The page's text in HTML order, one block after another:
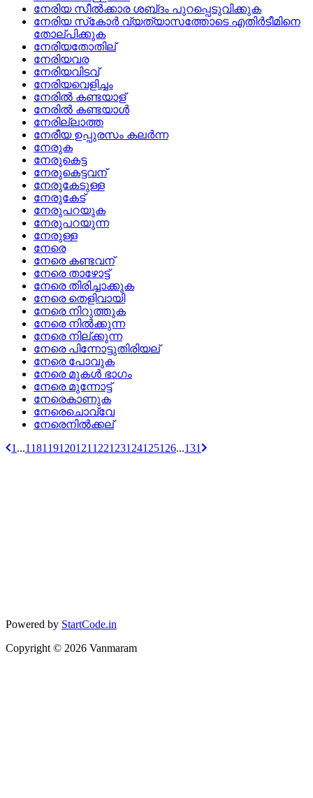
നേരിയ സീല്‍ക്കാര ശബ്‌ദം പുറപ്പെടുവിക്കുക
നേരിയ സ്‌കോര്‍ വ്യത്യാസത്തോടെ എതിര്‍ടീമിനെ
തോല്‌പിക്കുക
നേരിയതോതില്
നേരിയവര
നേരിയവിടവ്
നേരിയവെളിച്ചം
നേരില്‍ കണ്ടയാള്
നേരില്‍ കണ്ടയാള്‍
നേരില്ലാത്ത
നേരീയ ഉപ്പുരസം കലര്‍ന്ന
നേരുക
നേരുകെട്ട
നേരുകെട്ടവന്
നേരുകേടുള്ള
നേരുകേട്
നേരുപറയുക
നേരുപറയുന്ന
നേരുള്ള
നേരെ
നേരെ കണ്ടവന്
നേരെ താഴോട്ട്
നേരെ തിരിച്ചാക്കുക
നേരെ തെളിവായി
നേരെ നിറുത്തുക
നേരെ നില്‍ക്കുന്ന
നേരെ നില്ക്കുന്ന
നേരെ പിന്നോട്ടുതിരിയല്
നേരെ പോവുക
നേരെ മുകള്‍ ഭാഗം
നേരെ മുന്നോട്ട്
നേരെകാണുക
നേരെചൊവ്വേ
നേരെനില്‍ക്കല്
1 ...118119120121 122123124125126...131
Powered by StartCode.in
Copyright © 2026 Vanmaram